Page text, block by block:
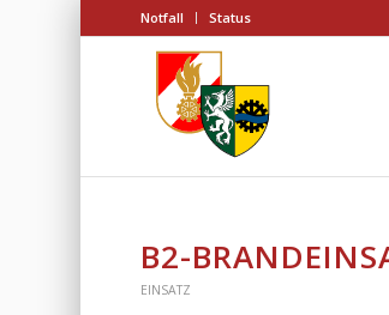
Notfall Status
B2-
EINSATZ